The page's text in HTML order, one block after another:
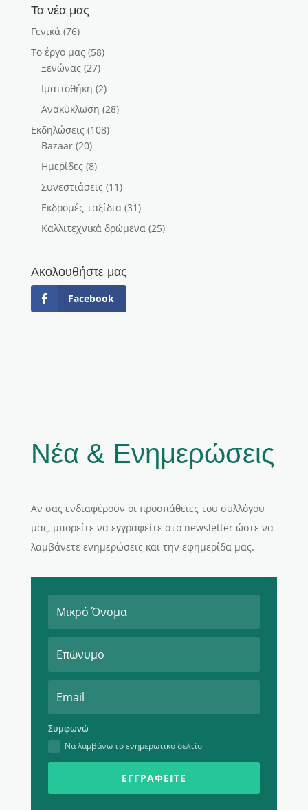
Τα νέα μας
Γενικά(76)
Το έργο μας(58)
Ξενώνας(27)
Ιματιοθήκη (2)
Ανακύκλωση (28)
Εκδηλώσεις(108)
Bazaar(20)
Ημερίδες(8)
Συνεστιάσεις(11)
Εκδρομές-ταξίδια(31)
Καλλιτεχνικά δρώμενα(25)
Ακολουθήστε μας
Facebook
Νέα & Ενημερώσεις
Αν σας ενδιαφέρουν οι προσπάθειες του συλλόγου
μας, μπορείτε να εγγραφείτε στο newsletter ώστε να
λαμβάνετε ενημερώσεις και την εφημερίδα μας.
Συμφωνώ
Να λαμβάνω το ενημερωτικό δελτίο
ΕΓΓΡΑΦΕΊΤΕ